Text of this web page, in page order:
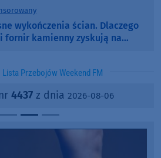
wykończenia ścian. Dlaczego
i fornir kamienny zyskują na
Lista Przebojów Weekend FM
4437 z dnia 2026-08-06